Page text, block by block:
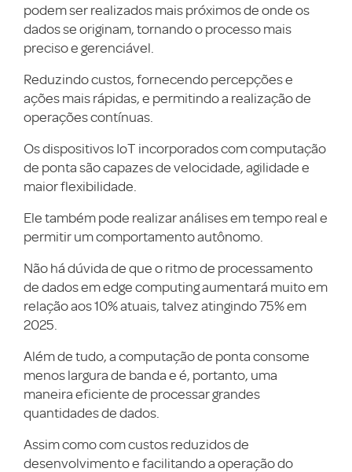
podem ser realizados mais próximos de onde os
dados se originam, tornando o processo mais
preciso e gerenciável.
Reduzindo custos, fornecendo percepções e
ações mais rápidas, e permitindo a realização de
operações contínuas.
Os dispositivos IoT incorporados com computação
de ponta são capazes de velocidade, agilidade e
maior flexibilidade.
Ele também pode realizar análises em tempo real e
permitir um comportamento autônomo.
Não há dúvida de que o ritmo de processamento
de dados em edge computing aumentará muito em
relação aos 10% atuais, talvez atingindo 75% em
2025.
Além de tudo, a computação de ponta consome
menos largura de banda e é, portanto, uma
maneira eficiente de processar grandes
quantidades de dados.
Assim como com custos reduzidos de
desenvolvimento e facilitando a operação do